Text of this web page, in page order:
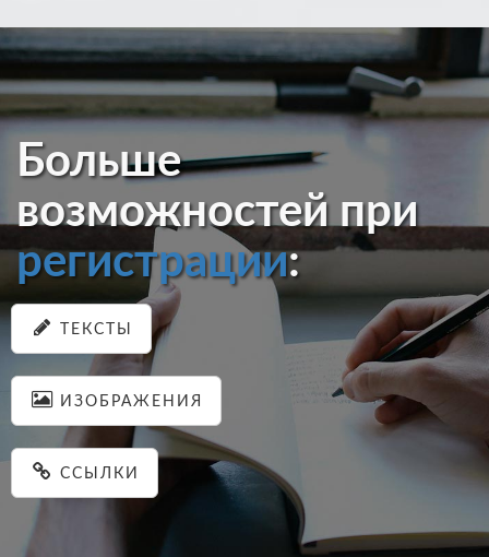
Больше
возможностей при
регистрации:
ТЕКСТЫ
ИЗОБРАЖЕНИЯ
ССЫЛКИ